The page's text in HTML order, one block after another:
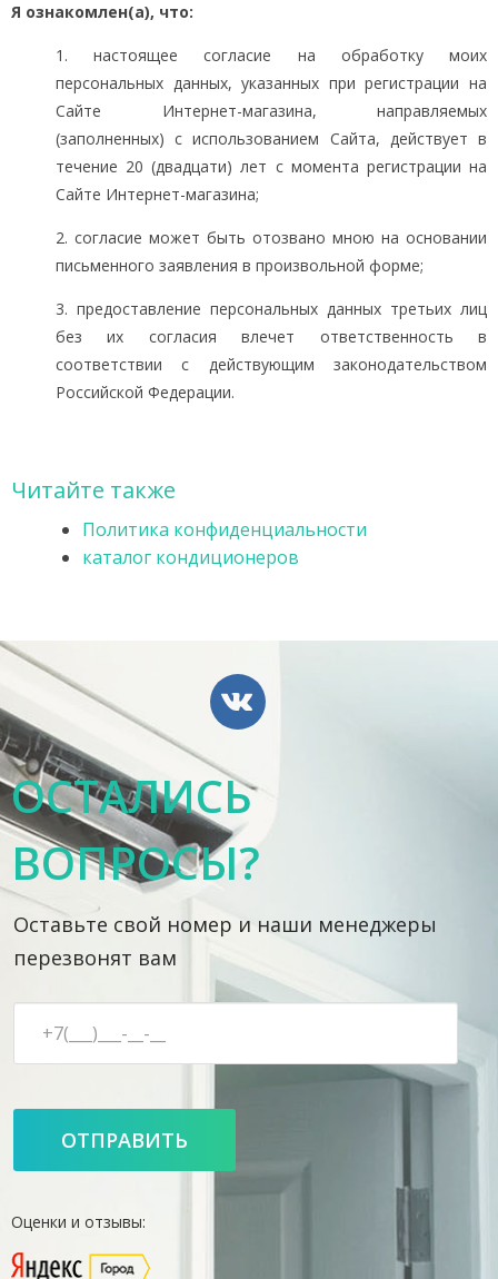
Я ознакомлен(а), что:
1. настоящее согласие на обработку моих
персональных данных, указанных при регистрации на
Сайте Интернет-магазина, направляемых
(заполненных) с использованием Cайта, действует в
течение 20 (двадцати) лет с момента регистрации на
Cайте Интернет-магазина;
2. согласие может быть отозвано мною на основании
письменного заявления в произвольной форме;
3. предоставление персональных данных третьих лиц
без их согласия влечет ответственность в
соответствии с действующим законодательством
Российской Федерации.
Читайте также
Политика конфиденциальности
каталог кондиционеров
ОСТАЛИСЬ
ВОПРОСЫ?
Оставьте свой номер и наши менеджеры
перезвонят вам
Оценки и отзывы: